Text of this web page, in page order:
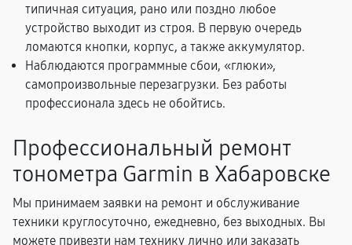
типичная ситуация, рано или поздно любое
устройство выходит из строя. В первую очередь
ломаются кнопки, корпус, а также аккумулятор.
Наблюдаются программные сбои, «глюки»,
самопроизвольные перезагрузки. Без работы
профессионала здесь не обойтись.
Профессиональный ремонт
тонометра Garmin в Хабаровске
Мы принимаем заявки на ремонт и обслуживание
техники круглосуточно, ежедневно, без выходных. Вы
можете привезти нам технику лично или заказать